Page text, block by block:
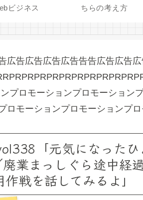
ビジネス ちらの考え方
広告広告広告広告告告広告広告
プロモーションプロモーション
ロモーションプロモーションプ
「元気になった
業まっしぐら途中経
戦を話してみるよ」